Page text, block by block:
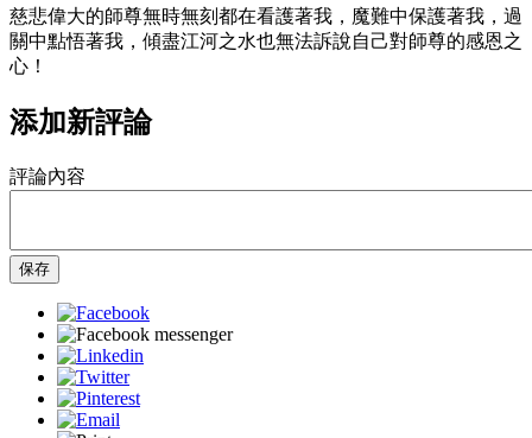
慈悲偉大的師尊無時無刻都在看護著我，魔難中保護著我，過
關中點悟著我，傾盡江河之水也無法訴說自己對師尊的感恩之
心！
添加新評論
評論內容
保存